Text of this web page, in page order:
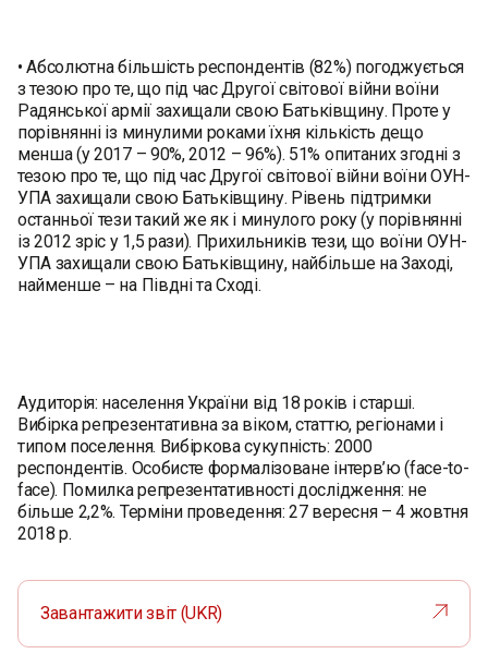
• Абсолютна більшість респондентів (82%) погоджується
з тезою про те, що під час Другої світової війни воїни
Радянської армії захищали свою Батьківщину. Проте у
порівнянні із минулими роками їхня кількість дещо
менша (у 2017 – 90%, 2012 – 96%). 51% опитаних згодні з
тезою про те, що під час Другої світової війни воїни ОУН-
УПА захищали свою Батьківщину. Рівень підтримки
останньої тези такий же як і минулого року (у порівнянні
із 2012 зріс у 1,5 рази). Прихильників тези, що воїни ОУН-
УПА захищали свою Батьківщину, найбільше на Заході,
найменше – на Півдні та Сході.
Аудиторія: населення України від 18 років і старші.
Вибірка репрезентативна за віком, статтю, регіонами і
типом поселення. Вибіркова сукупність: 2000
респондентів. Особисте формалізоване інтерв’ю (face-to-
face). Помилка репрезентативності дослідження: не
більше 2,2%. Терміни проведення: 27 вересня – 4 жовтня
2018 р.
Завантажити звіт (UKR)